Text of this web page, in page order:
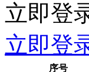
立即登
立即登
序号